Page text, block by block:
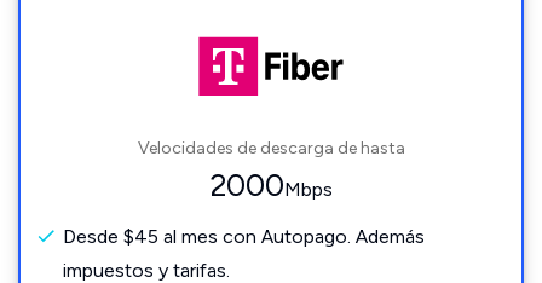
Velocidades de descarga de hasta
2000Mbps
Desde $45 al mes con Autopago. Además
impuestos y tarifas.